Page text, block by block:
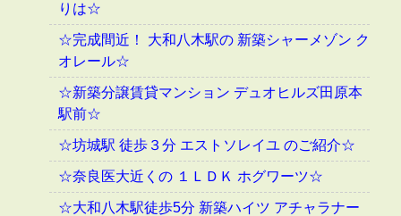
りは☆
☆完成間近！ 大和八木駅の 新築シャーメゾン ク
オレール☆
☆新築分譲賃貸マンション デュオヒルズ田原本
駅前☆
☆坊城駅 徒歩３分 エストソレイユ のご紹介☆
☆奈良医大近くの １ＬＤＫ ホグワーツ☆
☆大和八木駅徒歩5分 新築ハイツ アチャラナー